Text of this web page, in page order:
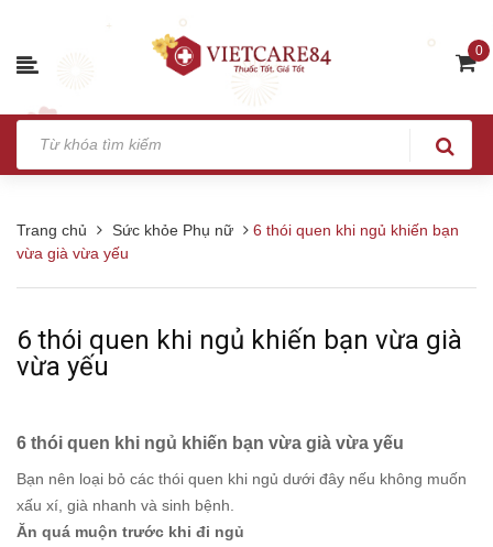
0
Trang chủ Sức khỏe Phụ nữ
6 thói quen khi ngủ khiến bạn
vừa già vừa yếu
6 thói quen khi ngủ khiến bạn vừa già
vừa yếu
6 thói quen khi ngủ khiến bạn vừa già vừa yếu
Bạn nên loại bỏ các thói quen khi ngủ dưới đây nếu không muốn
xấu xí, già nhanh và sinh bệnh.
Ăn quá muộn trước khi đi ngủ